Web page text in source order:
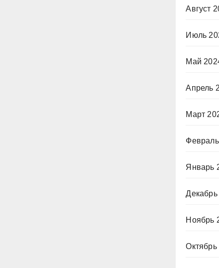
Август
Июль
Май
Апрель
Март
Январь
Ноябрь
Октябрь